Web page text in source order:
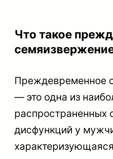
Что такое
Преждевременное
— это одна из
распространенных
дисфункций у